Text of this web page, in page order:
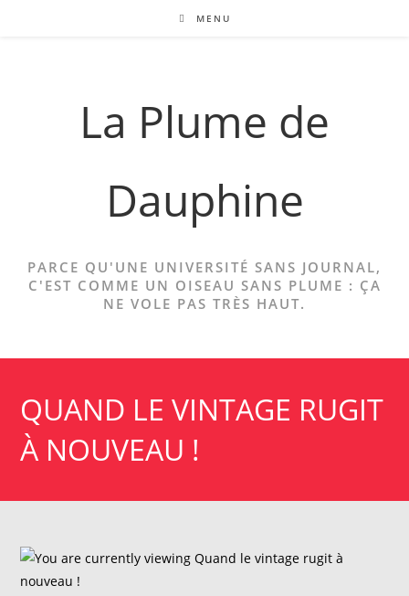
MENU
La Plume de
Dauphine
PARCE QU'UNE UNIVERSITÉ SANS JOURNAL,
C'EST COMME UN OISEAU SANS PLUME : ÇA
NE VOLE PAS TRÈS HAUT.
QUAND LE VINTAGE RUGIT
À NOUVEAU !